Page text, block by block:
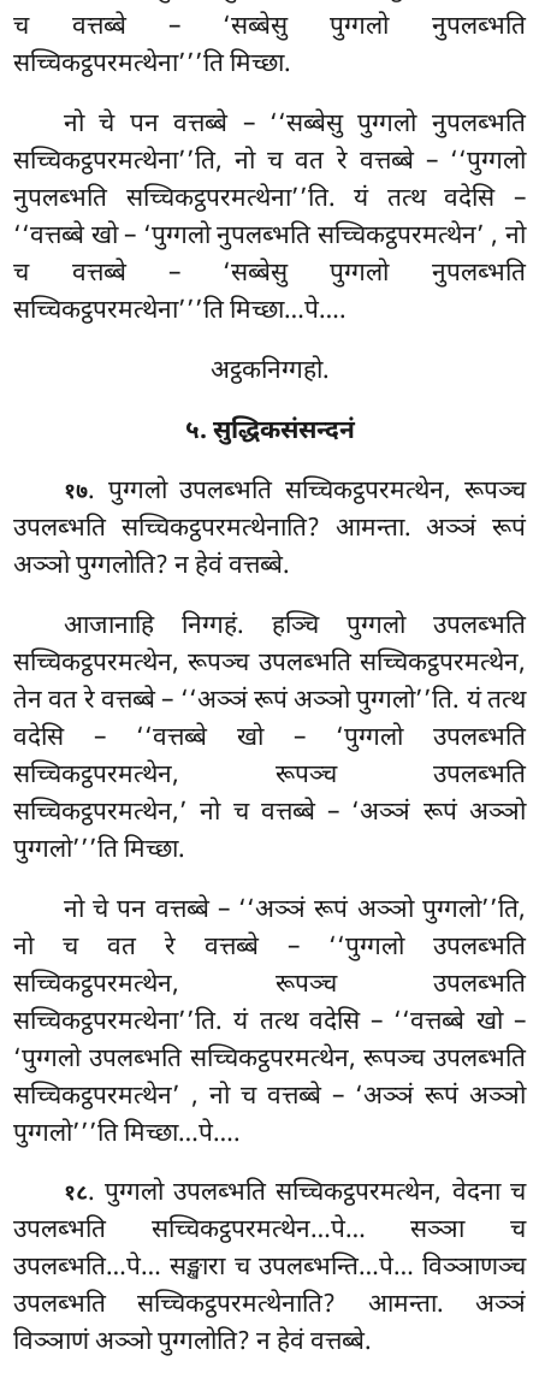
च वत्तब्बे – ‘सब्बेसु पुग्गलो नुपलब्भति
सच्चिकट्ठपरमत्थेना’’’ति मिच्छा.
नो चे पन वत्तब्बे – ‘‘सब्बेसु पुग्गलो नुपलब्भति
सच्चिकट्ठपरमत्थेना’’ति, नो च वत रे वत्तब्बे – ‘‘पुग्गलो
नुपलब्भति सच्चिकट्ठपरमत्थेना’’ति. यं तत्थ वदेसि –
‘‘वत्तब्बे खो– ‘पुग्गलो नुपलब्भति सच्चिकट्ठपरमत्थेन’ , नो
च वत्तब्बे – ‘सब्बेसु पुग्गलो नुपलब्भति
सच्चिकट्ठपरमत्थेना’’’ति मिच्छा…पे….
अट्ठकनिग्गहो.
५. सुद्धिकसंसन्दनं
१७. पुग्गलो उपलब्भति सच्चिकट्ठपरमत्थेन, रूपञ्च
उपलब्भति सच्चिकट्ठपरमत्थेनाति? आमन्ता. अञ्ञं रूपं
अञ्ञो पुग्गलोति? न हेवं वत्तब्बे.
आजानाहि निग्गहं. हञ्चि पुग्गलो उपलब्भति
सच्चिकट्ठपरमत्थेन, रूपञ्च उपलब्भति सच्चिकट्ठपरमत्थेन,
तेन वत रे वत्तब्बे – ‘‘अञ्ञं रूपं अञ्ञो पुग्गलो’’ति. यं तत्थ
वदेसि – ‘‘वत्तब्बे खो – ‘पुग्गलो उपलब्भति
सच्चिकट्ठपरमत्थेन, रूपञ्च उपलब्भति
सच्चिकट्ठपरमत्थेन,’ नो च वत्तब्बे – ‘अञ्ञं रूपं अञ्ञो
पुग्गलो’’’तिमिच्छा.
नो चे पन वत्तब्बे – ‘‘अञ्ञं रूपं अञ्ञो पुग्गलो’’ति,
नो च वत रे वत्तब्बे – ‘‘पुग्गलो उपलब्भति
सच्चिकट्ठपरमत्थेन, रूपञ्च उपलब्भति
सच्चिकट्ठपरमत्थेना’’ति. यं तत्थ वदेसि – ‘‘वत्तब्बे खो –
‘पुग्गलो उपलब्भति सच्चिकट्ठपरमत्थेन, रूपञ्च उपलब्भति
सच्चिकट्ठपरमत्थेन’ , नो च वत्तब्बे – ‘अञ्ञं रूपं अञ्ञो
पुग्गलो’’’ति मिच्छा…पे….
१८. पुग्गलो उपलब्भति सच्चिकट्ठपरमत्थेन, वेदना च
उपलब्भति सच्चिकट्ठपरमत्थेन…पे… सञ्ञा च
उपलब्भति…पे… सङ्खारा च उपलब्भन्ति…पे… विञ्ञाणञ्च
उपलब्भति सच्चिकट्ठपरमत्थेनाति? आमन्ता. अञ्ञं
विञ्ञाणं अञ्ञो पुग्गलोति? न हेवं वत्तब्बे.